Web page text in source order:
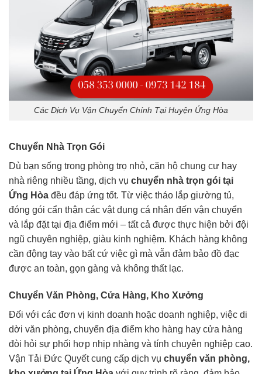
Các Dịch Vụ Vận Chuyển Chính Tại Huyện Ứng Hòa
Chuyển Nhà Trọn Gói
Dù bạn sống trong phòng trọ nhỏ, căn hộ chung cư hay
nhà riêng nhiều tầng, dịch vụ chuyển nhà trọn gói tại
Ứng Hòa đều đáp ứng tốt. Từ việc tháo lắp giường tủ,
đóng gói cẩn thận các vật dụng cá nhân đến vận chuyển
và lắp đặt tại địa điểm mới – tất cả được thực hiện bởi đội
ngũ chuyên nghiệp, giàu kinh nghiệm. Khách hàng không
cần động tay vào bất cứ việc gì mà vẫn đảm bảo đồ đạc
được an toàn, gọn gàng và không thất lạc.
Chuyển Văn Phòng, Cửa Hàng, Kho Xưởng
Đối với các đơn vị kinh doanh hoặc doanh nghiệp, việc di
dời văn phòng, chuyển địa điểm kho hàng hay cửa hàng
đòi hỏi sự phối hợp nhịp nhàng và tính chuyên nghiệp cao.
Vận Tải Đức Quyết cung cấp dịch vụ chuyển văn phòng,